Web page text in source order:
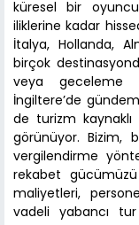
küresel bir
iliklerine kadar
İtalya, Hollanda,
birçok
veya geceleme
İngiltere’de
de turizm
görünüyor. Bizim,
vergilendirme
rekabet
maliyetleri,
vadeli yabancı